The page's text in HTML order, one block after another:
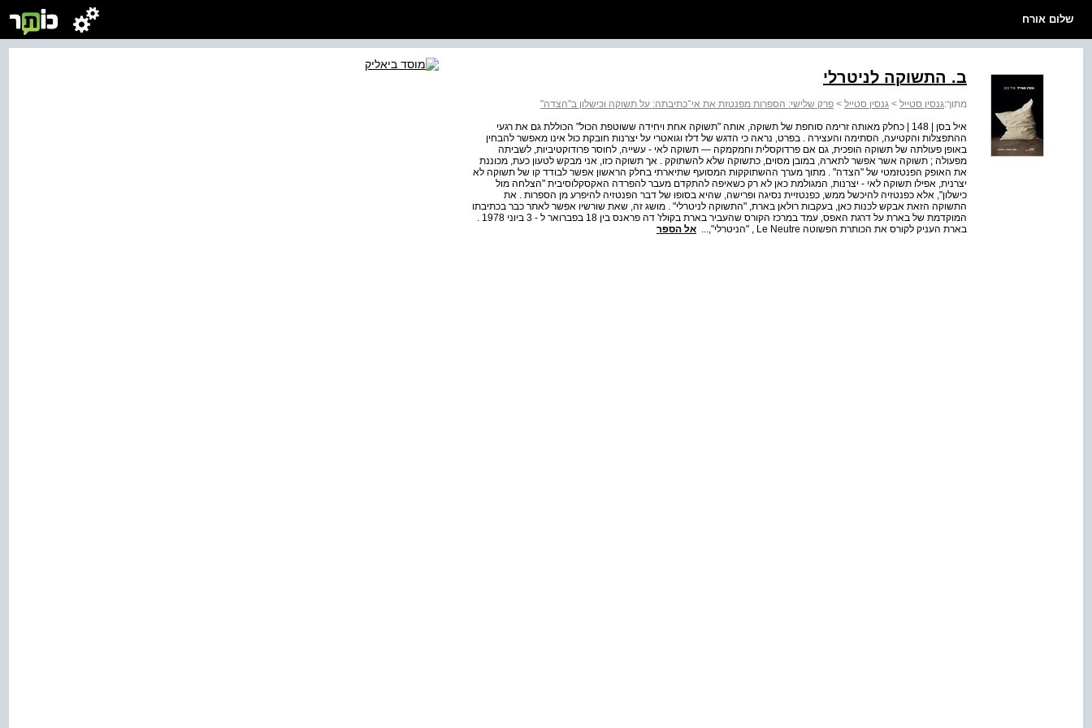
שלום אורח
ב. התשוקה לניטרלי
מתוך:גנסין סטייל > גנסין סטייל > פרק שלישי: הספרות מפנטזת את אי־כתיבתה: על תשוקה וכישלון ב"הצדה"
איל בסן | 148 | כחלק מאותה זרימה סוחפת של תשוקה, אותה "תשוקה אחת ויחידה ששוטפת הכול" הכוללת גם את רגעי
ההתפצלות והקטיעה, הסתימה והעצירה . בפרט, נראה כי הדגש של דלז וגואטרי על יצרנות חובקת כול אינו מאפשר להבחין
באופן פעולתה של תשוקה הופכית, גם אם פרדוקסלית וחמקמקה — תשוקה לאי - עשייה, לחוסר פרודוקטיביות, לשביתה
מפעולה ; תשוקה אשר אפשר לתארהּ, במובן מסוים, כתשוקה שלא להשתוקק . אך תשוקה כזו, אני מבקש לטעון כעת, מכוננת
את האופק הפנטזמטי של "הצדה" . מתוך מערך ההשתוקקות המסועף שתיארתי בחלק הראשון אפשר לבודד קו של תשוקה לא
יצרנית, אפילו תשוקה לאי - יצרנות, המגולמת כאן לא רק כשאיפה להתקדם מעבר להפרדה האקסקלוסיבית "הצלחה מול
כישלון", אלא כפנטזיה להיכשל ממש, כפנטזיית נסיגה ופרישה, שהיא בסופו של דבר הפנטזיה להיפרע מן הספרות . את
התשוקה הזאת אבקש לכנות כאן, בעקבות רולאן בארת, "התשוקה לניטרלי" . מושג זה, שאת שורשיו אפשר לאתר כבר בכתיבתו
בארת העניק לקורס את הכותרת הפשוטה Le Neutre , "הניטרלי",...
אל הספר